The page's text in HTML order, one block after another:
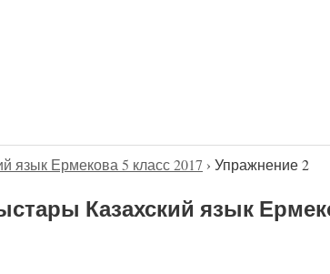
язык Ермекова 5 класс 2017 › Упражнение 2
Казахский язык